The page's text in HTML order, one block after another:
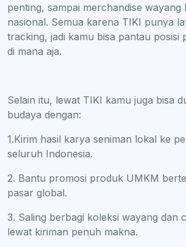
penting, sampai merchandise wayang
nasional. Semua karena TIKI punya
tracking, jadi kamu bisa pantau posisi
di mana aja.
Selain itu, lewat TIKI kamu juga bisa
budaya dengan:
1.Kirim hasil karya seniman lokal ke
seluruh Indonesia.
2. Bantu promosi produk UMKM
pasar global.
3. Saling berbagi koleksi wayang dan
lewat kiriman penuh makna.